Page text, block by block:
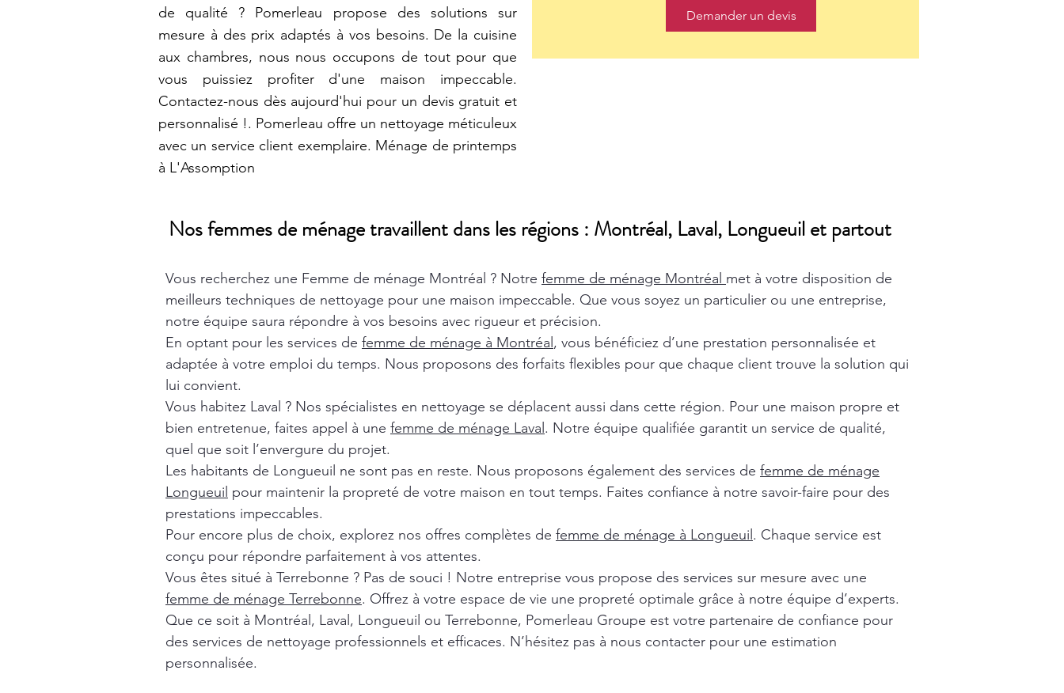
de qualité ? Pomerleau propose des solutions sur
mesure à des prix adaptés à vos besoins. De la cuisine
aux chambres, nous nous occupons de tout pour que
vous puissiez profiter d'une maison impeccable.
Contactez-nous dès aujourd'hui pour un devis gratuit et
personnalisé !. Pomerleau offre un nettoyage méticuleux
avec un service client exemplaire. Ménage de printemps
à L'Assomption
Demander un devis
Nos femmes de ménage travaillent dans les régions : Montréal, Laval, Longueuil et partout
Vous recherchez une Femme de ménage Montréal ? Notre femme de ménage Montréal met à votre disposition de
meilleurs techniques de nettoyage pour une maison impeccable. Que vous soyez un particulier ou une entreprise,
notre équipe saura répondre à vos besoins avec rigueur et précision.
En optant pour les services de femme de ménage à Montréal , vous bénéficiez d’une prestation personnalisée et
adaptée à votre emploi du temps. Nous proposons des forfaits flexibles pour que chaque client trouve la solution qui
lui convient.
Vous habitez Laval ? Nos spécialistes en nettoyage se déplacent aussi dans cette région. Pour une maison propre et
bien entretenue, faites appel à une femme de ménage Laval . Notre équipe qualifiée garantit un service de qualité,
quel que soit l’envergure du projet.
Les habitants de Longueuil ne sont pas en reste. Nous proposons également des services de femme de ménage
Longueuil pour maintenir la propreté de votre maison en tout temps. Faites confiance à notre savoir-faire pour des
prestations impeccables.
Pour encore plus de choix, explorez nos offres complètes de femme de ménage à Longueuil . Chaque service est
conçu pour répondre parfaitement à vos attentes.
Vous êtes situé à Terrebonne ? Pas de souci ! Notre entreprise vous propose des services sur mesure avec une
femme de ménage Terrebonne. Offrez à votre espace de vie une propreté optimale grâce à notre équipe d’experts.
Que ce soit à Montréal, Laval, Longueuil ou Terrebonne, Pomerleau Groupe est votre partenaire de confiance pour
des services de nettoyage professionnels et efficaces. N’hésitez pas à nous contacter pour une estimation
personnalisée.